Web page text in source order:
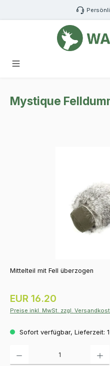
Zum Hauptinhalt springen
Mystique
Mittelteil mit Fell überzogen
Regulärer Preis:
EUR 16.20
Preise inkl. MwSt. zzgl.
Sofort verfügbar, Lieferzeit: